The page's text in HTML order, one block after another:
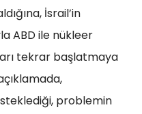
İsrail’in
ABD ile nükleer
tekrar başlatmaya
problemin